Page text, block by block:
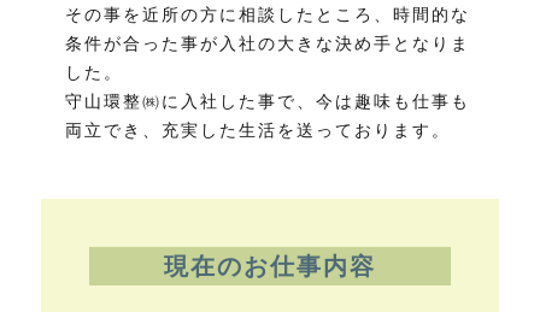
その事を近所の方に相談したところ、時間的な
条件が合った事が入社の大きな決め手となりま
した。
守山環整㈱に入社した事で、今は趣味も仕事も
両立でき、充実した生活を送っております。
現在のお仕事内容